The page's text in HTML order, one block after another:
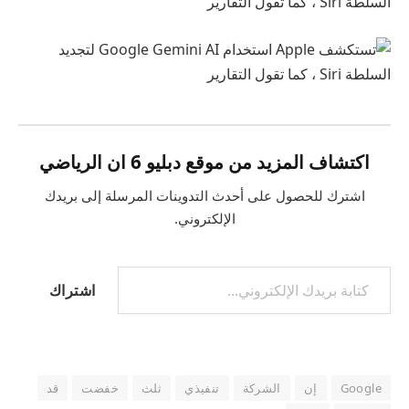
اكتشاف المزيد من موقع دبليو 6 ان الرياضي
اشترك للحصول على أحدث التدوينات المرسلة إلى بريدك
الإلكتروني.
كتابة بريدك الإلكتروني...
اشتراك
Google إن الشركة تنفيذي ثلث خفضت
قد